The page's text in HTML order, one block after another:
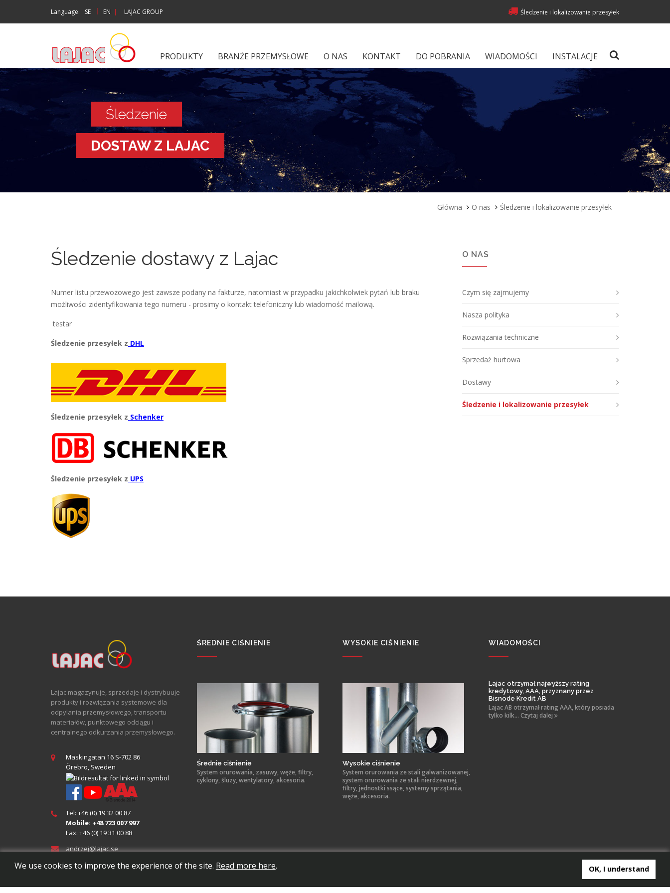
We use cookies to improve the experience of the site. Read more here. OK, I understand
Language: SE | EN | LAJAC GROUP Śledzenie i lokalizowanie przesyłek
PRODUKTY BRANŻE PRZEMYSŁOWE O NAS KONTAKT DO POBRANIA WIADOMOŚCI INSTALACJE
Śledzenie
DOSTAW Z LAJAC
Główna O nas Śledzenie i lokalizowanie przesyłek
Śledzenie dostawy z Lajac
Numer listu przewozowego jest zawsze podany na fakturze, natomiast w przypadku jakichkolwiek pytań lub braku
możliwości zidentyfikowania tego numeru - prosimy o kontakt telefoniczny lub wiadomość mailową.
testar
Śledzenie przesyłek z DHL
Śledzenie przesyłek z Schenker
Śledzenie przesyłek z UPS
O NAS
Czym się zajmujemy
Nasza polityka
Rozwiązania techniczne
Sprzedaż hurtowa
Dostawy
Śledzenie i lokalizowanie przesyłek
Lajac magazynuje, sprzedaje i dystrybuuje
produkty i rozwiązania systemowe dla
odpylania przemysłowego, transportu
materiałów, punktowego odciągu i
centralnego odkurzania przemysłowego.
Maskingatan 16 S-702 86
Örebro, Sweden
Tel: +46 (0) 19 32 00 87
Mobile: +48 723 007 997
Fax: +46 (0) 19 31 00 88
andrzej@lajac.se
ŚREDNIE CIŚNIENIE
Średnie ciśnienie
System orurowania, zasuwy, węże, filtry,
cyklony, śluzy, wentylatory, akcesoria.
WYSOKIE CIŚNIENIE
Wysokie ciśnienie
System orurowania ze stali galwanizowanej,
system orurowania ze stali nierdzewnej,
filtry, jednostki ssące, systemy sprzątania,
węże, akcesoria.
WIADOMOŚCI
Lajac otrzymał najwyższy rating
kredytowy, AAA, przyznany przez
Bisnode Kredit AB
Lajac AB otrzymał rating AAA, który posiada
tylko kilk... Czytaj dalej